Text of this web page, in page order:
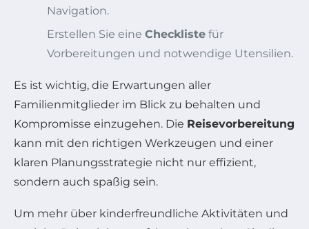
Navigation.
Erstellen Sie eine Checkliste für
Vorbereitungen und notwendige Utensilien.
Es ist wichtig, die Erwartungen aller
Familienmitglieder im Blick zu behalten und
Kompromisse einzugehen. Die Reisevorbereitung
kann mit den richtigen Werkzeugen und einer
klaren Planungsstrategie nicht nur effizient,
sondern auch spaßig sein.
Um mehr über kinderfreundliche Aktivitäten und